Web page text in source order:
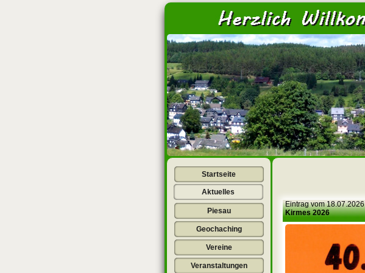
<
Startseite
Aktuelles
Piesau
Geochaching
Vereine
Veranstaltungen
Eintrag vom 18.07.2026
Kirmes 2026